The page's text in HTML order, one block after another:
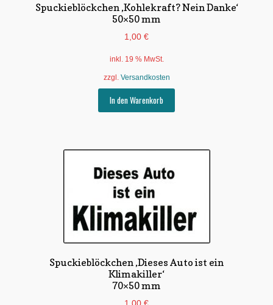
Spuckieblöckchen ‚Kohlekraft? Nein Danke‘
50×50 mm
1,00 €
inkl. 19 % MwSt.
zzgl. Versandkosten
In den Warenkorb
Spuckieblöckchen ‚Dieses Auto ist ein
Klimakiller‘
70×50 mm